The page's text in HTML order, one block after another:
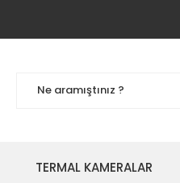
TERMAL KAMERALAR